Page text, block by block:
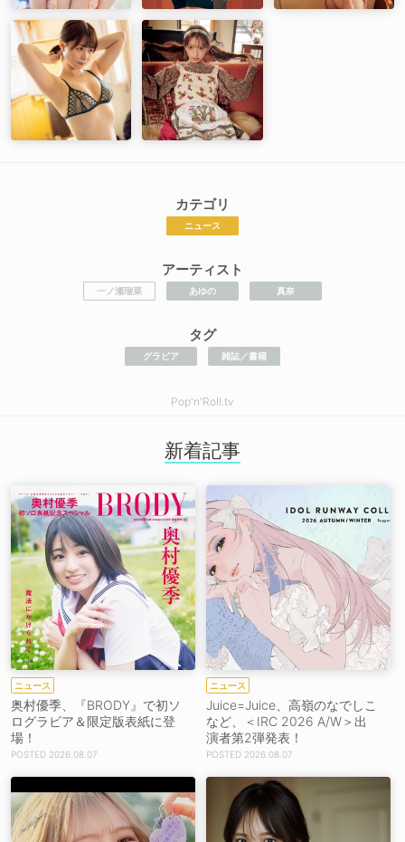
カテゴリ
ニュース
アーティスト
一ノ瀬瑠菜 あゆの 真奈
タグ
グラビア 雑誌／書籍
Pop'n'Roll.tv
新着記事
ニュース
奥村優季、『BRODY』で初ソ
ログラビア＆限定版表紙に登
場！
2026.08.07
ニュース
Juice=Juice、高嶺のなでしこ
など、＜IRC 2026 A/W＞出
演者第2弾発表！
2026.08.07